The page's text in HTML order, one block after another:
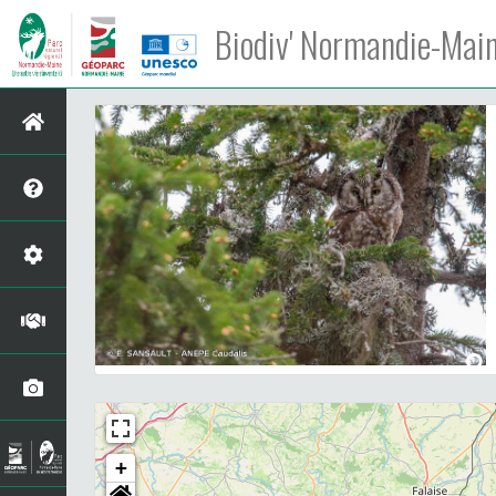
Biodiv' Normandie-
+